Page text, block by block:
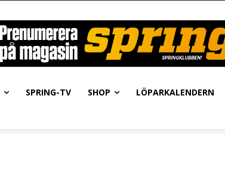
SPRING-TV SHOP LÖPARKALENDERN